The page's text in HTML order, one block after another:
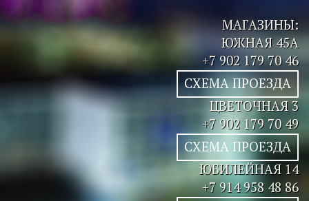
МАГАЗИНЫ:
ЮЖНАЯ 45А
+7 902 179 70 46
СХЕМА ПРОЕЗДА
ЦВЕТОЧНАЯ 3
+7 902 179 70 49
СХЕМА ПРОЕЗДА
ЮБИЛЕЙНАЯ 14
+7 914 958 48 86